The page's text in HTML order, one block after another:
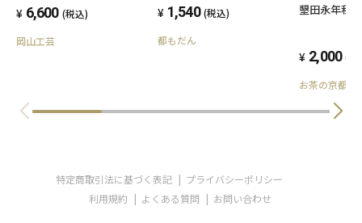
6,600 (税込)
岡山工芸
1,540 (税込)
都もだん
墾田永年私
2,000 (税
お茶の京都の
特定商取引法に基づく表記
プライバシーポリシー
利用規約
よくある質問 お問い合わせ